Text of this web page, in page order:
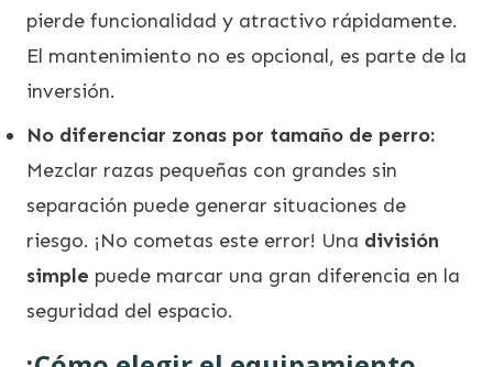
pierde funcionalidad y atractivo rápidamente.
El mantenimiento no es opcional, es parte de la
inversión.
No diferenciar zonas por tamaño de perro:
Mezclar razas pequeñas con grandes sin
separación puede generar situaciones de
riesgo. ¡No cometas este error! Una división
simple puede marcar una gran diferencia en la
seguridad del espacio.